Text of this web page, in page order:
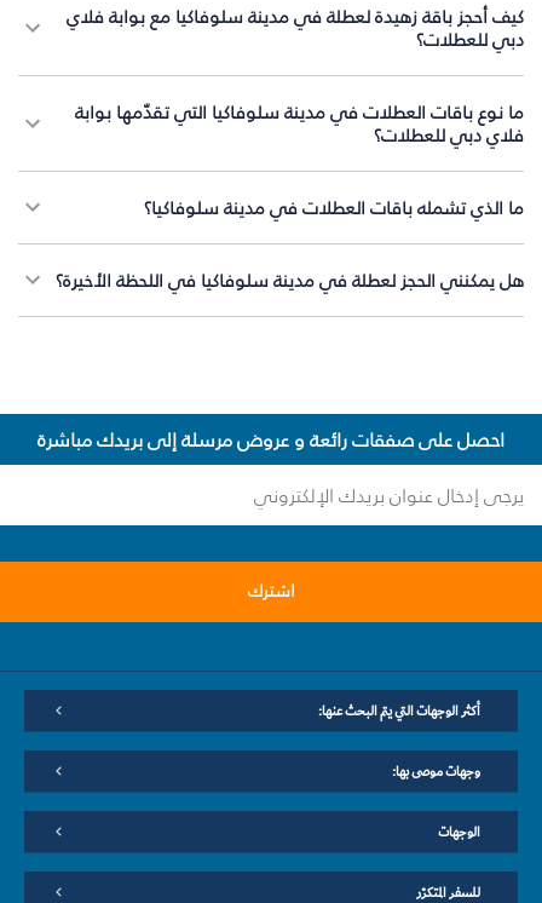
كيف أحجز باقة زهيدة لعطلة في مدينة سلوفاكيا مع بوابة فلاي
دبي للعطلات؟
ما نوع باقات العطلات في مدينة سلوفاكيا التي تقدّمها بوابة
فلاي دبي للعطلات؟
ما الذي تشمله باقات العطلات في مدينة سلوفاكيا؟
هل يمكنني الحجز لعطلة في مدينة سلوفاكيا في اللحظة الأخيرة؟
احصل على صفقات رائعة و عروض مرسلة إلى بريدك مباشرة
اشترك
أكثر الوجهات التي يتم البحث عنها:
وجهات موصى بها:
الوجهات
للسفر المتكرّر